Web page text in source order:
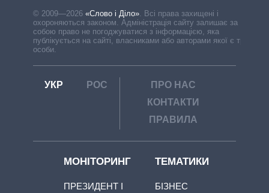
© 2009—2026 «Слово і Діло»
Всі права захищені і
охороняються законом. Адміністрація сайту залишає за
собою право не погоджуватися з інформацією, яка
публікується на сайті, власниками або авторами якої є треті
особи.
УКР РОС
ПРО НАС
КОНТАКТИ
ПРАВИЛА
МОНІТОРИНГ
ПРЕЗИДЕНТ І
ТЕМАТИКИ
БІЗНЕС